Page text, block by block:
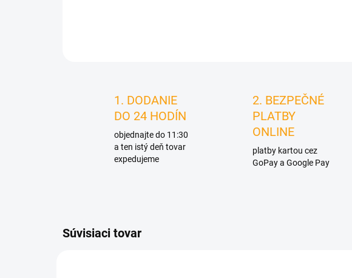
1. DODANIE
DO 24 HODÍN
objednajte do 11:30
a ten istý deň tovar
expedujeme
2. BEZPEČNÉ
PLATBY
ONLINE
platby kartou cez
GoPay a Google Pay
Súvisiaci tovar